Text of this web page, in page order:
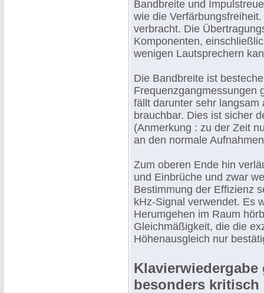
Bandbreite und
wie die
verbracht. Die
Komponenten,
wenigen Lautsprechern
Die Bandbreite ist
Frequenzgangmessungen
fällt darunter sehr
brauchbar. Dies ist sicher
(Anmerkung : zu der Zeit
an den normale
Zum oberen Ende hin
und Einbrüche und zwar
Bestimmung der Effizienz
kHz-Signal verwendet. Es
Herumgehen im Raum
Gleichmäßigkeit, die die
Höhenausgleich nur
besonders kritisch